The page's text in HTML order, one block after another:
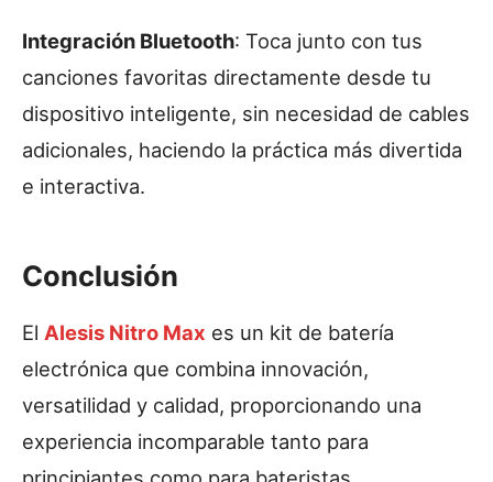
Integración Bluetooth: Toca junto con tus
canciones favoritas directamente desde tu
dispositivo inteligente, sin necesidad de cables
adicionales, haciendo la práctica más divertida
e interactiva.
Conclusión
El Alesis Nitro Max es un kit de batería
electrónica que combina innovación,
versatilidad y calidad, proporcionando una
experiencia incomparable tanto para